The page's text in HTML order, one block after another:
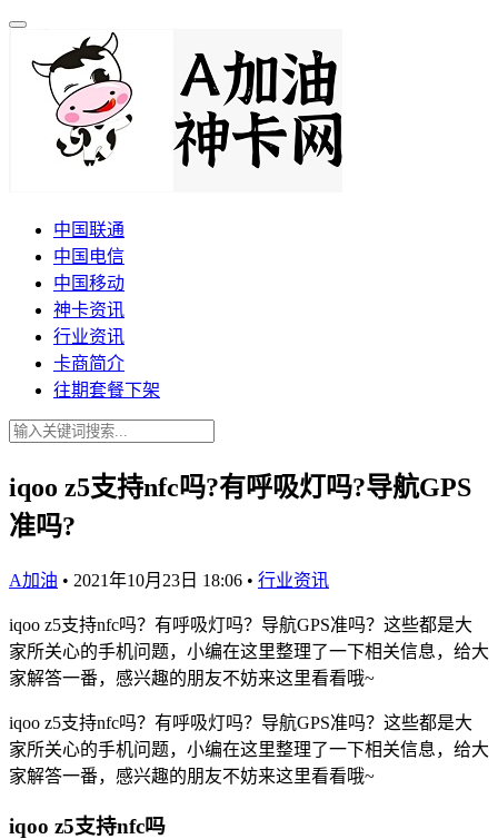
中国联通
中国电信
中国移动
神卡资讯
行业资讯
卡商简介
往期套餐下架
iqoo z5支持nfc吗?有呼吸灯吗?导航GPS
准吗?
A加油 • 2021年10月23日 18:06 • 行业资讯
iqoo z5支持nfc吗？有呼吸灯吗？导航GPS准吗？这些都是大
家所关心的手机问题，小编在这里整理了一下相关信息，给大
家解答一番，感兴趣的朋友不妨来这里看看哦~
iqoo z5支持nfc吗？有呼吸灯吗？导航GPS准吗？这些都是大
家所关心的手机问题，小编在这里整理了一下相关信息，给大
家解答一番，感兴趣的朋友不妨来这里看看哦~
iqoo z5支持nfc吗